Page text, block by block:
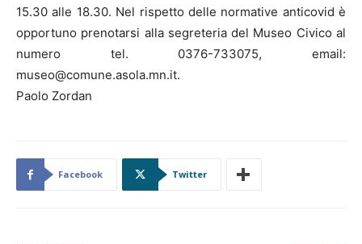
15.30 alle 18.30. Nel rispetto delle normative anticovid è
opportuno prenotarsi alla segreteria del Museo Civico al
numero tel. 0376-733075, email:
museo@comune.asola.mn.it.
Paolo Zordan
Facebook Twitter